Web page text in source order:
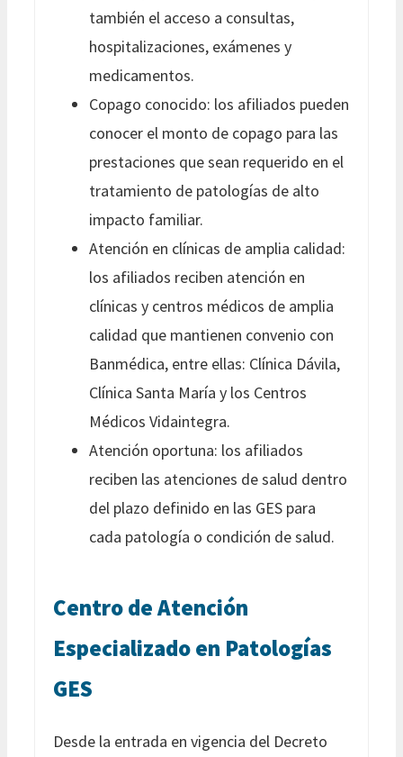
también el acceso a consultas,
hospitalizaciones, exámenes y
medicamentos.
Copago conocido: los afiliados pueden
conocer el monto de copago para las
prestaciones que sean requerido en el
tratamiento de patologías de alto
impacto familiar.
Atención en clínicas de amplia calidad:
los afiliados reciben atención en
clínicas y centros médicos de amplia
calidad que mantienen convenio con
Banmédica, entre ellas: Clínica Dávila,
Clínica Santa María y los Centros
Médicos Vidaintegra.
Atención oportuna: los afiliados
reciben las atenciones de salud dentro
del plazo definido en las GES para
cada patología o condición de salud.
Centro de Atención
Especializado en Patologías
GES
Desde la entrada en vigencia del Decreto